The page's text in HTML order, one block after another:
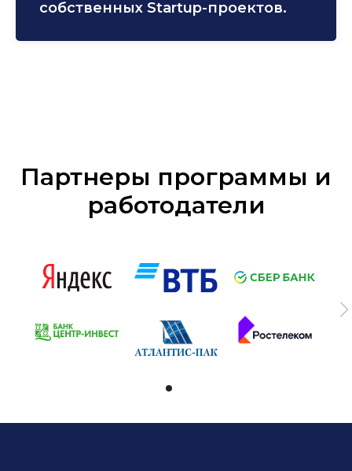
собственных Startup-проектов.
Партнеры программы и
работодатели